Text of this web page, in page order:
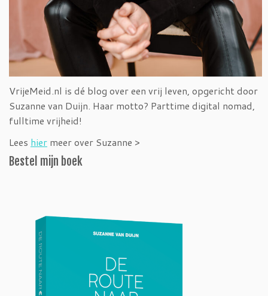
VrijeMeid.nl is dé blog over een vrij leven, opgericht door
Suzanne van Duijn. Haar motto? Parttime digital nomad,
fulltime vrijheid!
Lees hier meer over Suzanne >
Bestel mijn boek